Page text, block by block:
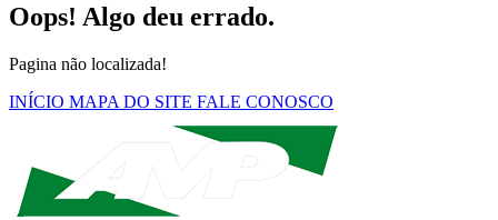
Oops! Algo deu errado.
Pagina não localizada!
INÍCIO MAPA DO SITE FALE CONOSCO